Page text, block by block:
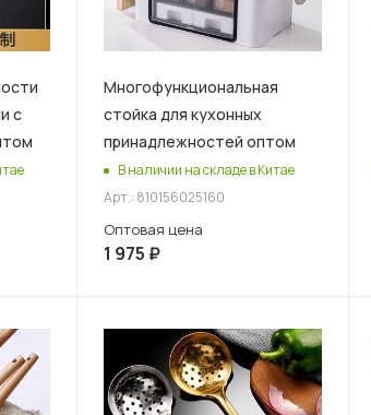
с
Многофункциональная
стойка для кухонных
принадлежностей оптом
В наличии на складе в Китае
Арт.: 810156025160
Оптовая цена
1 975 ₽